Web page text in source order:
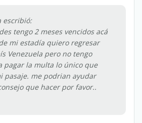
escribió:
tengo 2 meses vencidos acá
mi estadía quiero regresar
Venezuela pero no tengo
pagar la multa lo único que
pasaje. me podrian ayudar
que hacer por favor..